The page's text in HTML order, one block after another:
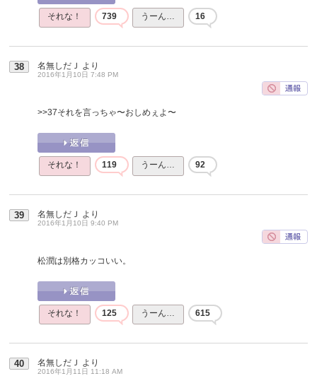
それな！ 739 うーん… 16
38 名無しだＪ より
2016年1月10日 7:48 PM
>>37それを言っちゃ〜おしめぇよ〜
それな！ 119 うーん… 92
39 名無しだＪ より
2016年1月10日 9:40 PM
松潤は別格カッコいい。
それな！ 125 うーん… 615
40 名無しだＪ より
2016年1月11日 11:18 AM